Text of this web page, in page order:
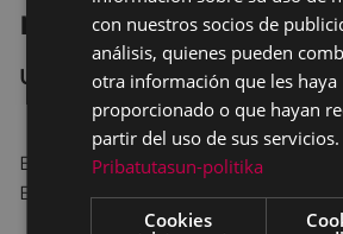
nau"
UNTZAGA
El 3 de diciembre es el Día
Euskera.
con nuestros socios de
análisis, quienes pueden
otra información que les haya
proporcionado o que hayan
partir del uso de sus servicios.
Pribatutasun-politika
Cookies